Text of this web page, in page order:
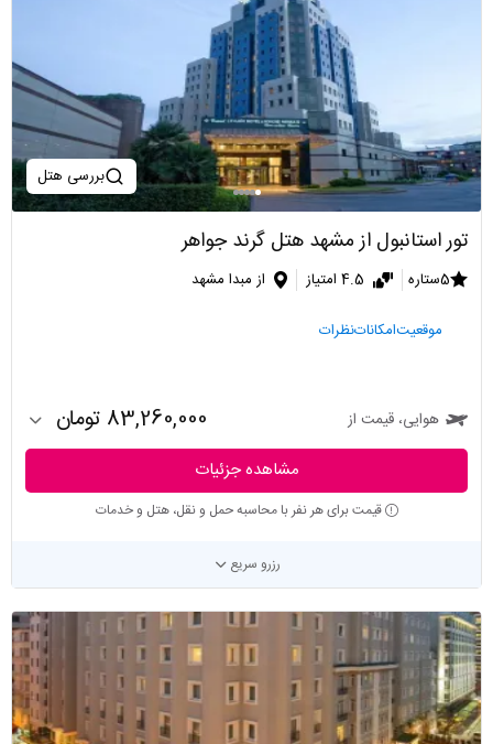
بررسی هتل
تور استانبول از مشهد هتل گرند جواهر
5ستاره 4.5 امتیاز از مبدا مشهد
موقعیتامکاناتنظرات
هوایی، قیمت از 83,260,000 تومان
مشاهده جزئیات
قیمت برای هر نفر با محاسبه حمل و نقل، هتل و خدمات
رزرو سریع